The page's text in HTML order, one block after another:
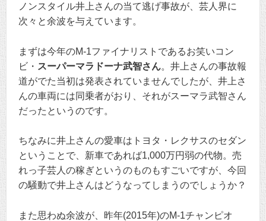
ノンスタイル井上さんの当て逃げ事故が、芸人界に
次々と余波を与えています。
まずは今年のM-1ファイナリストであるお笑いコン
ビ・ スーパーマラドーナ武智さん。井上さんの事故報
道がでた当初は発表されていませんでしたが、井上さ
んの車両には同乗者がおり、それがスーマラ武智さん
だったというのです。
ちなみに井上さんの愛車はトヨタ・レクサスのセダン
ということで、新車であれば1,000万円弱の代物。売
れっ子芸人の稼ぎというのものもすごいですが、今回
の騒動で井上さんはどうなってしまうのでしょうか？
また思わぬ余波が、昨年(2015年)のM-1チャンピオ